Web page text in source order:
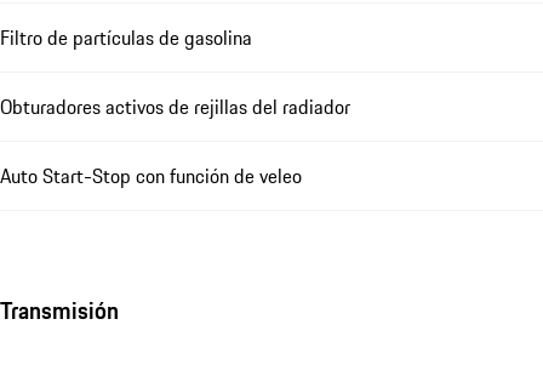
Filtro de partículas de gasolina
Obturadores activos de rejillas del radiador
Auto Start-Stop con función de veleo
Transmisión